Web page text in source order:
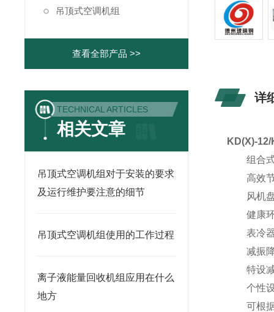
吊顶式空调机组
查看全部产品 >>
TECHNICAL ARTICLES
相关文章
吊顶式空调机组对于安装的要求
及运行维护要注意的细节
吊顶式空调机组使用的工作过程
离子液能量回收机组应用在什么
地方
详
KD(X)-
组合式
高效
风机盘
健康
表冷器
减振
特设减
个性
可根据